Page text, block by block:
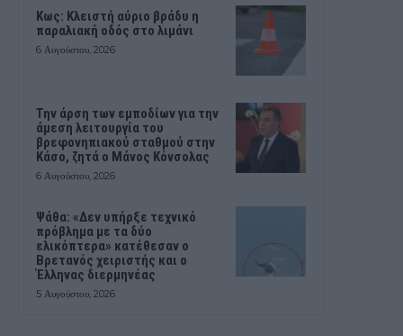
Κως: Κλειστή αύριο βράδυ η
παραλιακή οδός στο λιμάνι
6 Αυγούστου, 2026
Την άρση των εμποδίων για την
άμεση λειτουργία του
βρεφονηπιακού σταθμού στην
Κάσο, ζητά ο Μάνος Κόνσολας
6 Αυγούστου, 2026
Ψάθα: «Δεν υπήρξε τεχνικό
πρόβλημα με τα δύο
ελικόπτερα» κατέθεσαν ο
Βρετανός χειριστής και ο
Έλληνας διερμηνέας
5 Αυγούστου, 2026